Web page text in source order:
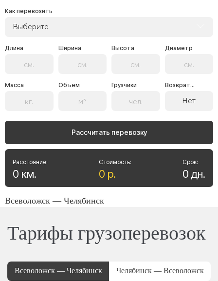
Как перевозить
Выберите
Длина Ширина Высота Диаметр
Масса Объем Грузчики Возврат...
Нет
Рассчитать перевозку
Стоимость:
0 р.
Расстояние:
0 км.
Срок:
0 дн.
Всеволожск — Челябинск
Тарифы грузоперевозок
Всеволожск — Челябинск Челябинск — Всеволожск